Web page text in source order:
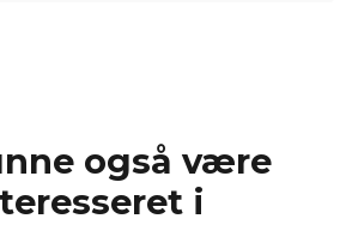
også være
i